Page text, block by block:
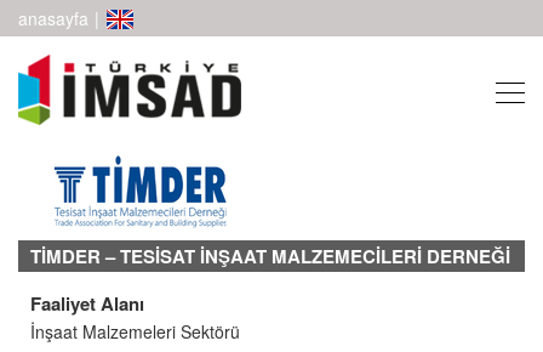
anasayfa |
TİMDER – TESİSAT İNŞAAT MALZEMECİLERİ DERNEĞİ
Faaliyet Alanı
İnşaat Malzemeleri Sektörü